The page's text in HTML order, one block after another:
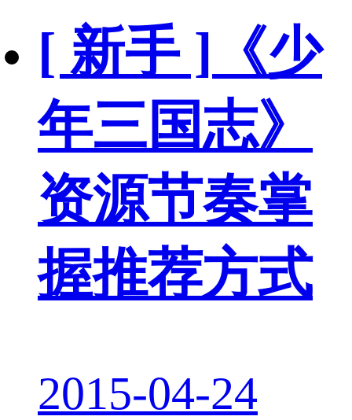
[ 新手 ] 《少
年三国志》
资源节奏掌
握推荐方式
2015-04-24